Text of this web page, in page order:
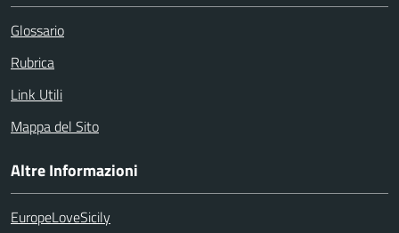
Glossario
Rubrica
Link Utili
Mappa del Sito
Altre Informazioni
EuropeLoveSicily